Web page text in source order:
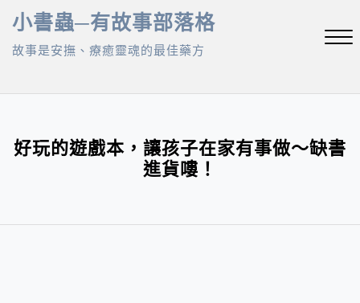
Skip
content
小書蟲─有故事部落格
故事是安撫、療癒靈魂的最佳藥方
好玩的遊戲本，讓孩子在家有事做～缺書
進貨嘍！